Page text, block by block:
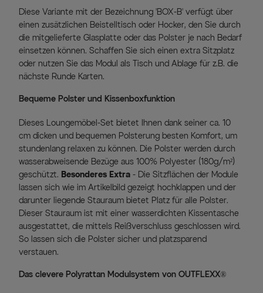
Diese Variante mit der Bezeichnung 'BOX-B' verfügt über
einen zusätzlichen Beistelltisch oder Hocker, den Sie durch
die mitgelieferte Glasplatte oder das Polster je nach Bedarf
einsetzen können. Schaffen Sie sich einen extra Sitzplatz
oder nutzen Sie das Modul als Tisch und Ablage für z.B. die
nächste Runde Karten.
Bequeme Polster und Kissenboxfunktion
Dieses Loungemöbel-Set bietet Ihnen dank seiner ca. 10
cm dicken und bequemen Polsterung besten Komfort, um
stundenlang relaxen zu können. Die Polster werden durch
wasserabweisende Bezüge aus 100% Polyester (180g/m²)
geschützt. Besonderes Extra - Die Sitzflächen der Module
lassen sich wie im Artikelbild gezeigt hochklappen und der
darunter liegende Stauraum bietet Platz für alle Polster.
Dieser Stauraum ist mit einer wasserdichten Kissentasche
ausgestattet, die mittels Reißverschluss geschlossen wird.
So lassen sich die Polster sicher und platzsparend
verstauen.
Das clevere Polyrattan Modulsystem von OUTFLEXX®